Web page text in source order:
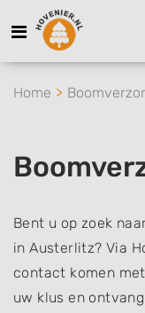
Home
Bent u op zoek
in Austerlitz? Via
contact komen
uw klus en